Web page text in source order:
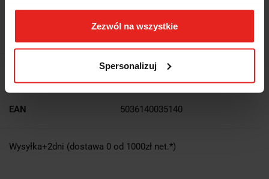
Zezwól na wszystkie
Spersonalizuj
Dostępność Duża dostępność
Pobierz produkt do PDF
EAN 5036140035140
Wysyłka+2dni (dostawa 0 od 1000zł net.*)